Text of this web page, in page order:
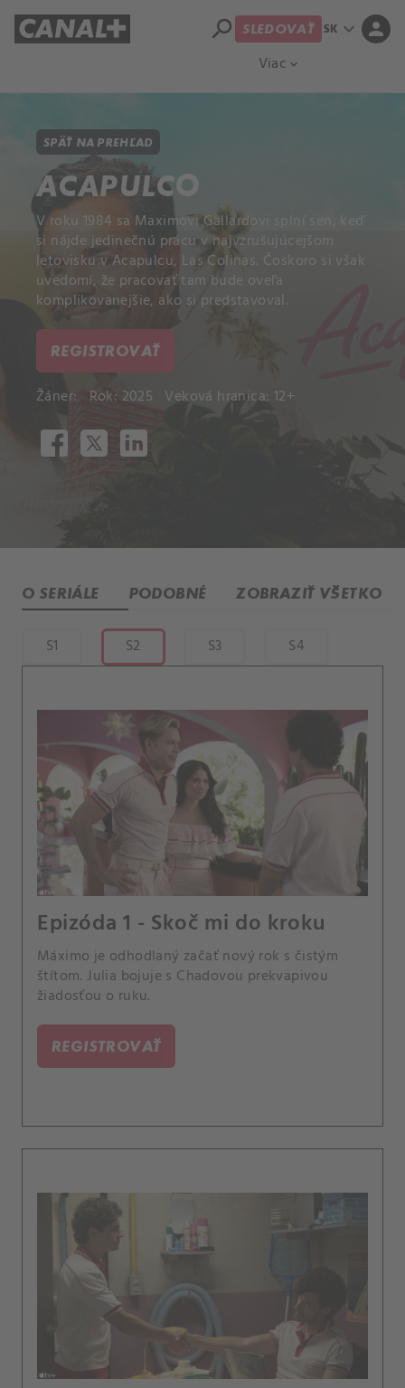
Viac expand_more
search SLEDOVAŤ SK expand_more person
SPÄŤ NA PREHĽAD
ACAPULCO
V roku 1984 sa Maximovi Gallardovi splní sen, keď
si nájde jedinečnú prácu v najvzrušujúcejšom
letovisku v Acapulcu, Las Colinas. Čoskoro si však
uvedomí, že pracovať tam bude oveľa
komplikovanejšie, ako si predstavoval.
REGISTROVAŤ
Žáner: Rok: 2025 Veková hranica: 12+
O SERIÁLE PODOBNÉ ZOBRAZIŤ VŠETKO
S1 S2 S3 S4
Epizóda 1 - Skoč mi do kroku
Máximo je odhodlaný začať nový rok s čistým
štítom. Julia bojuje s Chadovou prekvapivou
žiadosťou o ruku.
REGISTROVAŤ